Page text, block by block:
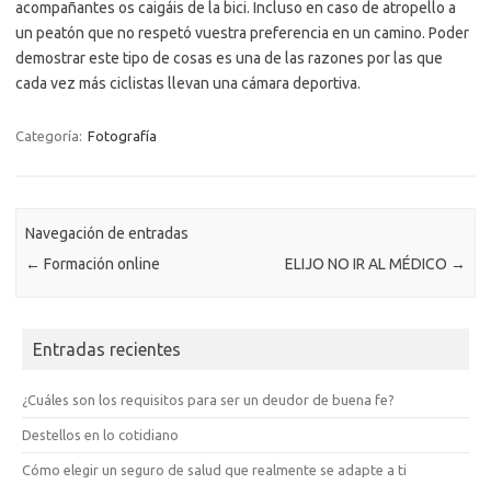
acompañantes os caigáis de la bici. Incluso en caso de atropello a
un peatón que no respetó vuestra preferencia en un camino. Poder
demostrar este tipo de cosas es una de las razones por las que
cada vez más ciclistas llevan una cámara deportiva.
Categoría: Fotografía
Navegación de entradas
← Formación online ELIJO NO IR AL MÉDICO →
Entradas recientes
¿Cuáles son los requisitos para ser un deudor de buena fe?
Destellos en lo cotidiano
Cómo elegir un seguro de salud que realmente se adapte a ti